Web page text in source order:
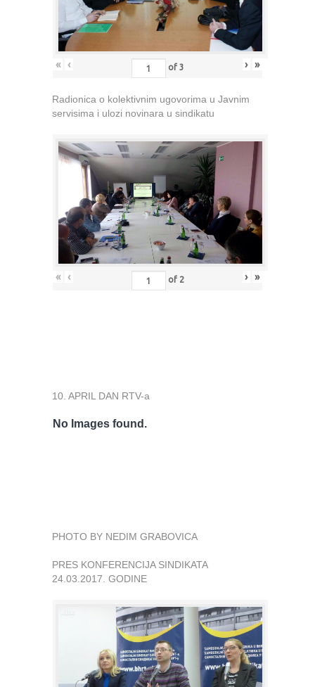
« ‹ of 3 › »
Radionica o kolektivnim ugovorima u Javnim
servisima i ulozi novinara u sindikatu
« ‹ of 2 › »
10. APRIL DAN RTV-a
No Images found.
PHOTO BY NEDIM GRABOVICA
PRES KONFERENCIJA SINDIKATA
24.03.2017. GODINE